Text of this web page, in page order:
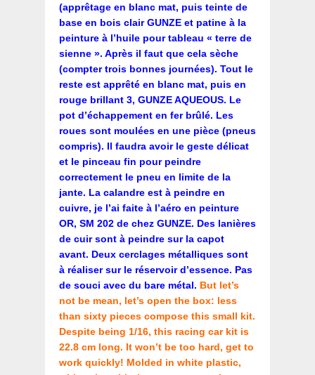
(apprêtage en blanc mat, puis teinte de
base en bois clair GUNZE et patine à la
peinture à l’huile pour tableau « terre de
sienne ». Après il faut que cela sèche
(compter trois bonnes journées). Tout le
reste est apprêté en blanc mat, puis en
rouge brillant 3, GUNZE AQUEOUS. Le
pot d’échappement en fer brûlé. Les
roues sont moulées en une pièce (pneus
compris). Il faudra avoir le geste délicat
et le pinceau fin pour peindre
correctement le pneu en limite de la
jante. La calandre est à peindre en
cuivre, je l’ai faite à l’aéro en peinture
OR, SM 202 de chez GUNZE. Des lanières
de cuir sont à peindre sur la capot
avant. Deux cerclages métalliques sont
à réaliser sur le réservoir d’essence. Pas
de souci avec du bare métal. But let’s
not be mean, let’s open the box: less
than sixty pieces compose this small kit.
Despite being 1/16, this racing car kit is
22.8 cm long. It won’t be too hard, get to
work quickly! Molded in white plastic,